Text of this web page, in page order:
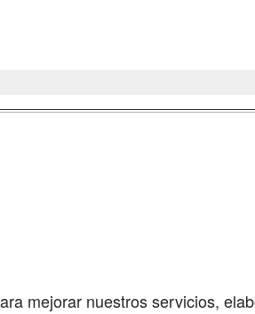
mejorar nuestros servicios,